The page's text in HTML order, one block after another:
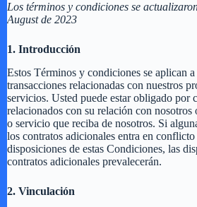
o
Los términos y condiciones se
August de 2023
1. Introducción
Estos Términos y condiciones se aplican
transacciones relacionadas con nuestros
servicios. Usted puede estar obligado por
relacionados con su relación con
o servicio que reciba de nosotros. Si
los contratos adicionales entra en
disposiciones de estas Condiciones, las
contratos adicionales prevalecerán.
2. Vinculación